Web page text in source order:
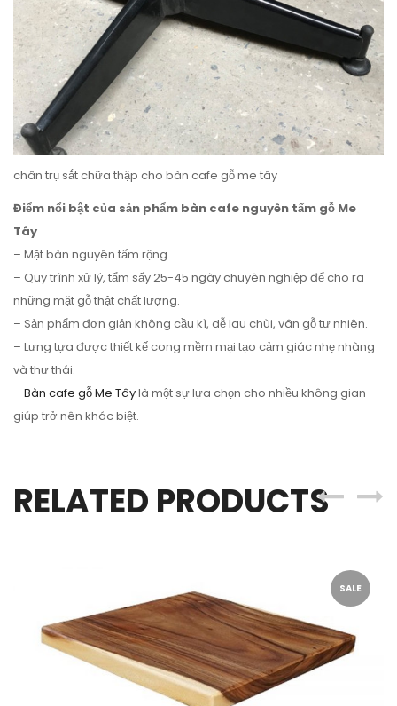
chân trụ sắt chữa thập cho bàn cafe gỗ me tây
Điểm nổi bật của sản phẩm bàn cafe nguyên tấm gỗ Me
Tây
– Mặt bàn nguyên tấm rộng.
– Quy trình xử lý, tẩm sấy 25-45 ngày chuyên nghiệp để cho ra
những mặt gỗ thật chất lượng.
– Sản phẩm đơn giản không cầu kì, dễ lau chùi, vân gỗ tự nhiên.
– Lưng tựa được thiết kế cong mềm mại tạo cảm giác nhẹ nhàng
và thư thái.
– Bàn cafe gỗ Me Tâylà một sự lựa chọn cho nhiều không gian
giúp trở nên khác biệt.
RELATED PRODUCTS
SALE